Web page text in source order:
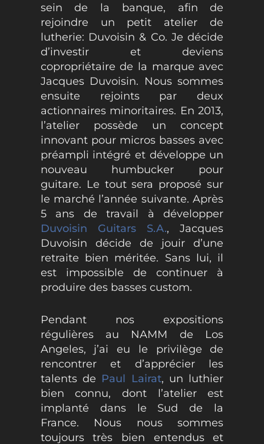
sein de la banque, afin de
rejoindre un petit atelier de
lutherie: Duvoisin & Co. Je décide
d’investir et deviens
copropriétaire de la marque avec
Jacques Duvoisin. Nous sommes
ensuite rejoints par deux
actionnaires minoritaires. En 2013,
l’atelier possède un concept
innovant pour micros basses avec
préampli intégré et développe un
nouveau humbucker pour
guitare. Le tout sera proposé sur
le marché l’année suivante. Après
5 ans de travail à développer
Duvoisin Guitars S.A., Jacques
Duvoisin décide de jouir d’une
retraite bien méritée. Sans lui, il
est impossible de continuer à
produire des basses custom.
Pendant nos expositions
régulières au NAMM de Los
Angeles, j’ai eu le privilège de
rencontrer et d’apprécier les
talents de Paul Lairat, un luthier
bien connu, dont l’atelier est
implanté dans le Sud de la
France. Nous nous sommes
toujours très bien entendus et